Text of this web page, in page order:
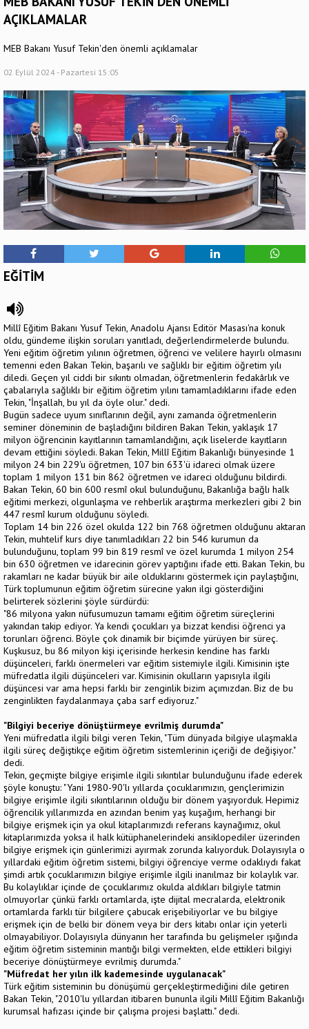
AÇIKLAMALAR
MEB Bakanı Yusuf Tekin'den önemli açıklamalar
02 Eylül 2024 - Pazartesi 15:05
EĞİTİM
Millî Eğitim Bakanı Yusuf Tekin, Anadolu Ajansı Editör Masası'na konuk
oldu, gündeme ilişkin soruları yanıtladı, değerlendirmelerde bulundu.
Yeni eğitim öğretim yılının öğretmen, öğrenci ve velilere hayırlı olmasını
temenni eden Bakan Tekin, başarılı ve sağlıklı bir eğitim öğretim yılı
diledi. Geçen yıl ciddi bir sıkıntı olmadan, öğretmenlerin fedakârlık ve
çabalarıyla sağlıklı bir eğitim öğretim yılını tamamladıklarını ifade eden
Tekin, "İnşallah, bu yıl da öyle olur." dedi.
Bugün sadece uyum sınıflarının değil, aynı zamanda öğretmenlerin
seminer döneminin de başladığını bildiren Bakan Tekin, yaklaşık 17
milyon öğrencinin kayıtlarının tamamlandığını, açık liselerde kayıtların
devam ettiğini söyledi. Bakan Tekin, Millî Eğitim Bakanlığı bünyesinde 1
milyon 24 bin 229'u öğretmen, 107 bin 633'ü idareci olmak üzere
toplam 1 milyon 131 bin 862 öğretmen ve idareci olduğunu bildirdi.
Bakan Tekin, 60 bin 600 resmî okul bulunduğunu, Bakanlığa bağlı halk
eğitimi merkezi, olgunlaşma ve rehberlik araştırma merkezleri gibi 2 bin
447 resmî kurum olduğunu söyledi.
Toplam 14 bin 226 özel okulda 122 bin 768 öğretmen olduğunu aktaran
Tekin, muhtelif kurs diye tanımladıkları 22 bin 546 kurumun da
bulunduğunu, toplam 99 bin 819 resmî ve özel kurumda 1 milyon 254
bin 630 öğretmen ve idarecinin görev yaptığını ifade etti. Bakan Tekin, bu
rakamları ne kadar büyük bir aile olduklarını göstermek için paylaştığını,
Türk toplumunun eğitim öğretim sürecine yakın ilgi gösterdiğini
belirterek sözlerini şöyle sürdürdü:
"86 milyona yakın nüfusumuzun tamamı eğitim öğretim süreçlerini
yakından takip ediyor. Ya kendi çocukları ya bizzat kendisi öğrenci ya
torunları öğrenci. Böyle çok dinamik bir biçimde yürüyen bir süreç.
Kuşkusuz, bu 86 milyon kişi içerisinde herkesin kendine has farklı
düşünceleri, farklı önermeleri var eğitim sistemiyle ilgili. Kimisinin işte
müfredatla ilgili düşünceleri var. Kimisinin okulların yapısıyla ilgili
düşüncesi var ama hepsi farklı bir zenginlik bizim açımızdan. Biz de bu
zenginlikten faydalanmaya çaba sarf ediyoruz."
"Bilgiyi beceriye dönüştürmeye evrilmiş durumda"
Yeni müfredatla ilgili bilgi veren Tekin, "Tüm dünyada bilgiye ulaşmakla
ilgili süreç değiştikçe eğitim öğretim sistemlerinin içeriği de değişiyor."
dedi.
Tekin, geçmişte bilgiye erişimle ilgili sıkıntılar bulunduğunu ifade ederek
şöyle konuştu: "Yani 1980-90'lı yıllarda çocuklarımızın, gençlerimizin
bilgiye erişimle ilgili sıkıntılarının olduğu bir dönem yaşıyorduk. Hepimiz
öğrencilik yıllarımızda en azından benim yaş kuşağım, herhangi bir
bilgiye erişmek için ya okul kitaplarımızdı referans kaynağımız, okul
kitaplarımızda yoksa il halk kütüphanelerindeki ansiklopediler üzerinden
bilgiye erişmek için günlerimizi ayırmak zorunda kalıyorduk. Dolayısıyla o
yıllardaki eğitim öğretim sistemi, bilgiyi öğrenciye verme odaklıydı fakat
şimdi artık çocuklarımızın bilgiye erişimle ilgili inanılmaz bir kolaylık var.
Bu kolaylıklar içinde de çocuklarımız okulda aldıkları bilgiyle tatmin
olmuyorlar çünkü farklı ortamlarda, işte dijital mecralarda, elektronik
ortamlarda farklı tür bilgilere çabucak erişebiliyorlar ve bu bilgiye
erişmek için de belki bir dönem veya bir ders kitabı onlar için yeterli
olmayabiliyor. Dolayısıyla dünyanın her tarafında bu gelişmeler ışığında
eğitim öğretim sisteminin mantığı bilgi vermekten, elde ettikleri bilgiyi
beceriye dönüştürmeye evrilmiş durumda."
"Müfredat her yılın ilk kademesinde uygulanacak"
Türk eğitim sisteminin bu dönüşümü gerçekleştirmediğini dile getiren
Bakan Tekin, "2010'lu yıllardan itibaren bununla ilgili Millî Eğitim Bakanlığı
kurumsal hafızası içinde bir çalışma projesi başlattı." dedi.